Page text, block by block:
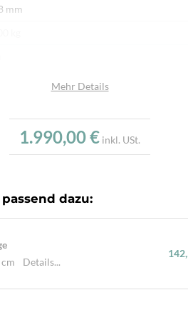
mm
Schafwolle, Von Hand geknüpft,
Mehr Details
1.990,00 € inkl. USt.
dazu:
Details...